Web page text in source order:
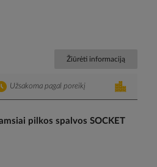
Žiūrėti informaciją
Užsakoma pagal poreikį
pilkos spalvos SOCKET